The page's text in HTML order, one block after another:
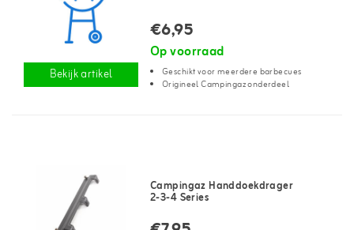
Bekijk artikel
€6,95
Op voorraad
Geschikt voor meerdere barbecues
Origineel Campingaz onderdeel
Campingaz Handdoekdrager
2-3-4 Series